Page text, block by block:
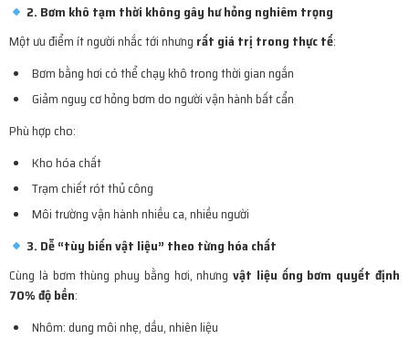
2. Bơm khô tạm thời không gây hư hỏng nghiêm trọng
Một ưu điểm ít người nhắc tới nhưng rất giá trị trong thực tế:
Bơm bằng hơi có thể chạy khô trong thời gian ngắn
Giảm nguy cơ hỏng bơm do người vận hành bất cẩn
Phù hợp cho:
Kho hóa chất
Trạm chiết rót thủ công
Môi trường vận hành nhiều ca, nhiều người
3. Dễ “tùy biến vật liệu” theo từng hóa chất
Cùng là bơm thùng phuy bằng hơi, nhưngvật liệu ống bơm quyết định
70% độ bền:
Nhôm: dung môi nhẹ, dầu, nhiên liệu